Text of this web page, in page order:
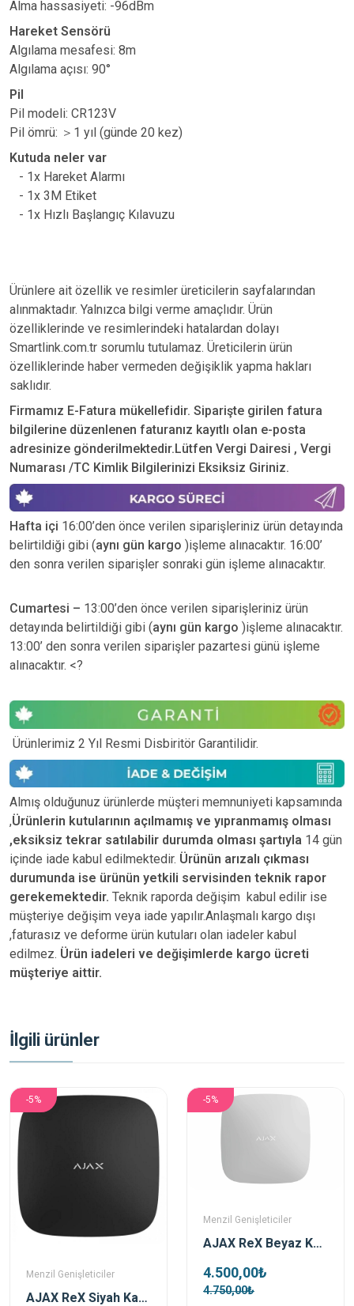
Alma hassasiyeti: -96dBm
Hareket Sensörü
Algılama mesafesi: 8m
Algılama açısı: 90°
Pil
Pil modeli: CR123V
Pil ömrü: ＞ 1 yıl (günde 20 kez)
Kutuda neler var
- 1x Hareket Alarmı
- 1x 3M Etiket
- 1x Hızlı Başlangıç ​​Kılavuzu
Ürünlere ait özellik ve resimler üreticilerin sayfalarından
alınmaktadır. Yalnızca bilgi verme amaçlıdır. Ürün
özelliklerinde ve resimlerindeki hatalardan dolayı
Smartlink.com.tr sorumlu tutulamaz. Üreticilerin ürün
özelliklerinde haber vermeden değişiklik yapma hakları
saklıdır.
Firmamız E-Fatura mükellefidir. Siparişte girilen fatura
bilgilerine düzenlenen faturanız kayıtlı olan e-posta
adresinize gönderilmektedir.Lütfen Vergi Dairesi , Vergi
Numarası /TC Kimlik Bilgilerinizi Eksiksiz Giriniz.
Hafta içi 16:00’den önce verilen siparişleriniz ürün detayında
belirtildiği gibi (aynı gün kargo )işleme alınacaktır. 16:00’
den sonra verilen siparişler sonraki gün işleme alınacaktır.
Cumartesi – 13:00’den önce verilen siparişleriniz ürün
detayında belirtildiği gibi (aynı gün kargo )işleme alınacaktır.
13:00’ den sonra verilen siparişler pazartesi günü işleme
alınacaktır. <?
Ürünlerimiz 2 Yıl Resmi Disbiritör Garantilidir.
Almış olduğunuz ürünlerde müşteri memnuniyeti kapsamında
,Ürünlerin kutularının açılmamış ve yıpranmamış olması
,eksiksiz tekrar satılabilir durumda olması şartıyla 14 gün
içinde iade kabul edilmektedir. Ürünün arızalı çıkması
durumunda ise ürünün yetkili servisinden teknik rapor
gerekemektedir. Teknik raporda değişim kabul edilir ise
müşteriye değişim veya iade yapılır.Anlaşmalı kargo dışı
,faturasız ve deforme ürün kutuları olan iadeler kabul
edilmez. Ürün iadeleri ve değişimlerde kargo ücreti
müşteriye aittir.
İlgili ürünler
-5%
Menzil Genişleticiler
AJAX ReX Siyah Kablosuz Mesafe Genişletici (Repeater)
-5%
Menzil Genişleticiler
AJAX ReX Beyaz Kablosuz Mesafe Genişletici (Repeater)
4.500,00₺
4.750,00₺